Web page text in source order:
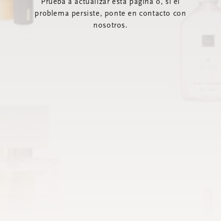
Prueba a actualizar esta página o, si el
problema persiste, ponte en contacto con
nosotros.